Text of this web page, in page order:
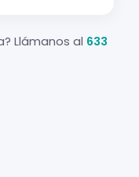
Llámanos al 633